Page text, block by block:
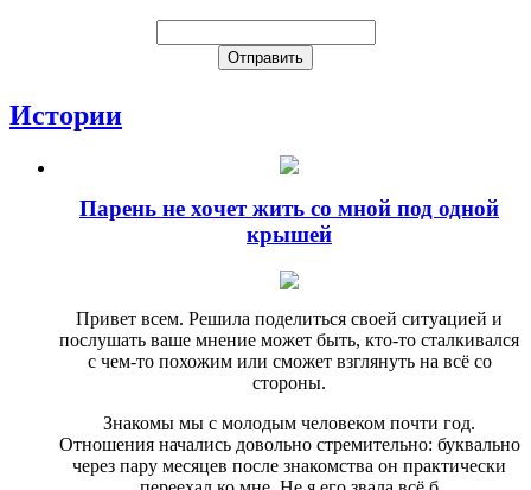
Истории
Парень не хочет жить со мной под одной
крышей
Привет всем. Решила поделиться своей ситуацией и
послушать ваше мнение может быть, кто-то сталкивался
с чем-то похожим или сможет взглянуть на всё со
стороны.
Знакомы мы с молодым человеком почти год.
Отношения начались довольно стремительно: буквально
через пару месяцев после знакомства он практически